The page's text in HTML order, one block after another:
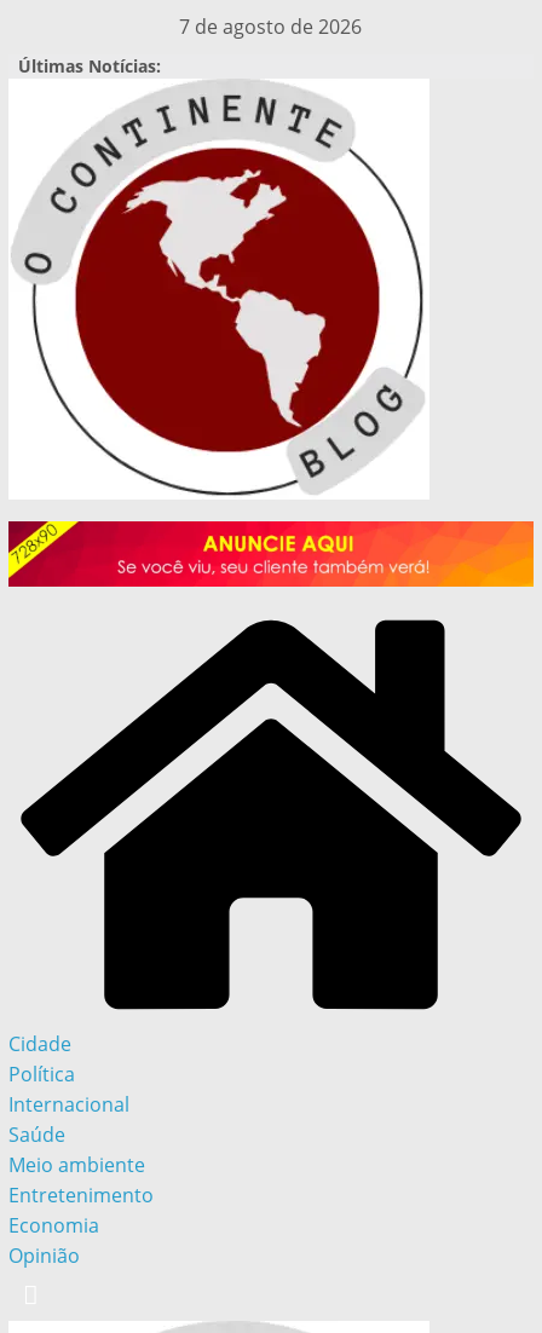
para
7 de agosto de 2026
Últimas Notícias:
Cidade
Política
Internacional
Saúde
Meio ambiente
Entretenimento
Economia
Opinião